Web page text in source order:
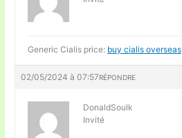
Generic Cialis price: buy cialis overseas
02/05/2024 à 07:57RÉPONDRE
DonaldSoulk
Invité